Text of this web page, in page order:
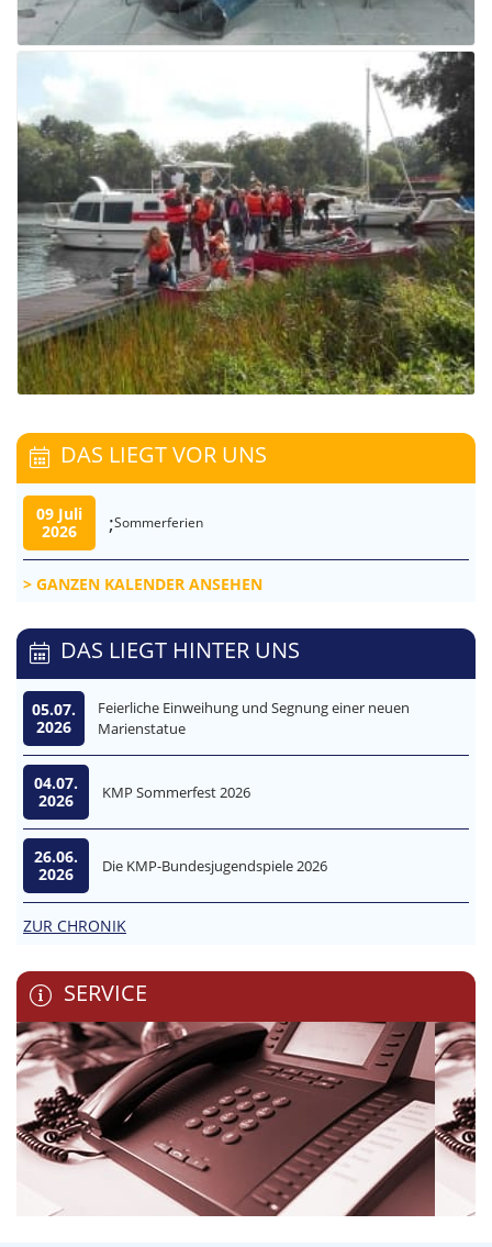
DAS LIEGT VOR UNS
09 Juli
2026
;Sommerferien
GANZEN KALENDER ANSEHEN
DAS LIEGT HINTER UNS
05.07.
2026
Feierliche Einweihung und Segnung einer neuen
Marienstatue
04.07.
2026
KMP Sommerfest 2026
26.06.
2026
Die KMP-Bundesjugendspiele 2026
ZUR CHRONIK
SERVICE